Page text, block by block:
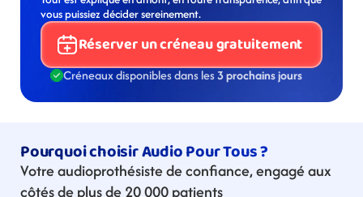
vous puissiez décider sereinement.
Réserver un créneau gratuitement
Créneaux disponibles dans les 3 prochains jours
Pourquoi choisir Audio Pour Tous ?
Votre audioprothésiste de confiance, engagé aux
côtés de plus de 20 000 patients